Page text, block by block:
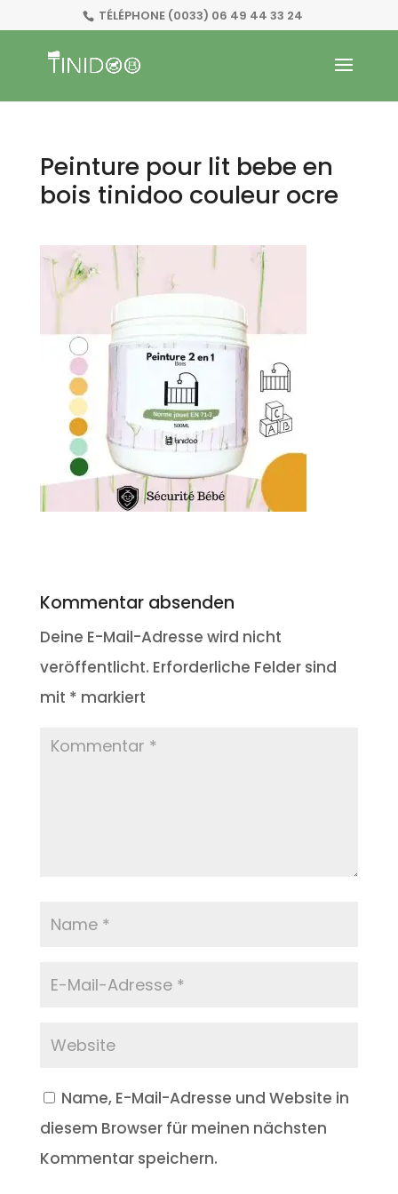
TÉLÉPHONE (0033) 06 49 44 33 24
Peinture pour lit bebe en
bois tinidoo couleur ocre
Kommentar absenden
Deine E-Mail-Adresse wird nicht
veröffentlicht. Erforderliche Felder sind
mit * markiert
Name, E-Mail-Adresse und Website in
diesem Browser für meinen nächsten
Kommentar speichern.